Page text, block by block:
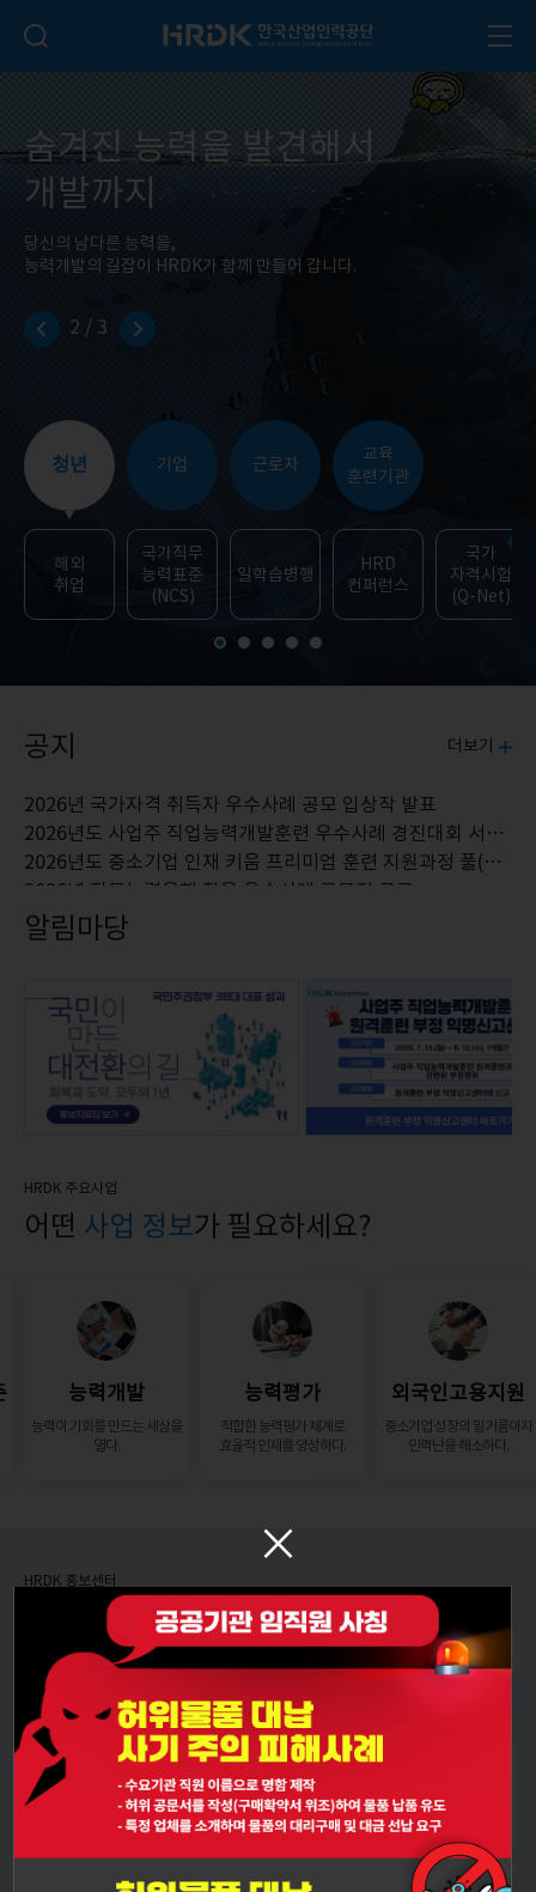
×
검색 입력폼 열기 HRDK 한국산업인력공단 전체
숨겨진 능력을 발견해서
개발까지
당신의 남다른 능력을,
능력개발의 길잡이 HRDK가 함께 만들어 갑니다.
2 / 3
청년 기업 근로자
교육
훈련기관
청년 목록
해외
취업
국가직무
능력표준
(NCS)
일학습병행
HRD
컨퍼런스
국가
자격시험
(Q-Net)
공지 더보기
2026년 국가자격 취득자 우수사례 공모 입상작 발표
2026년도 사업주 직업능력개발훈련 우수사례 경진대회 서류심사 결과 공고
2026년도 중소기업 인재 키움 프리미엄 훈련 지원과정 풀(Pool) 최신화 안내
2026년 직무능력은행 활용 우수사례 공모전 공고
알림마당
HRDK 주요사업
어떤 사업 정보가 필요하세요?
능력개발
능력이 기회를 만드는 세상을
열다.
능력평가
적합한 능력평가 체계로
효율적 인재를 양성하다.
외국인고용지원
중소기업 성장의 밑거름이자
인력난을 해소하다.
HRDK 홍보센터
소식을
당신께 전합니다.